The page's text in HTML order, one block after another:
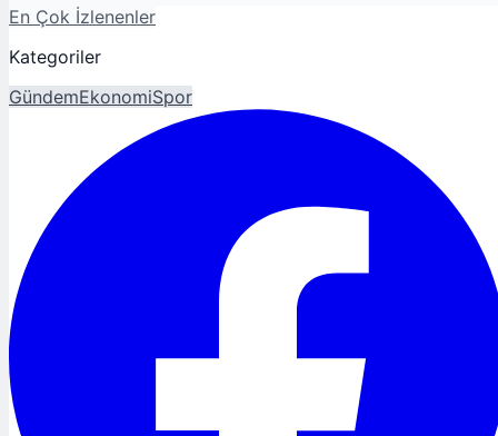
En Çok İzlenenler
Kategoriler
GündemEkonomiSpor